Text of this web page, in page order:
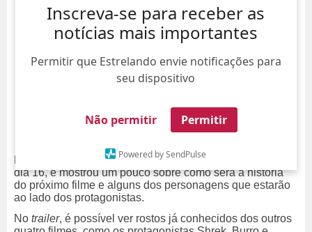
Inscreva-se para receber as
notícias mais importantes
Permitir que Estrelando envie notificações para
seu dispositivo
Não permitir Permitir
Powered by SendPulse
Shrek 5 ganhou umtrailer
dia 16, e mostrou um pouco sobre como será a história
do próximo filme e alguns dos personagens que estarão
ao lado dos protagonistas.
No trailer, é possível ver rostos já conhecidos dos outros